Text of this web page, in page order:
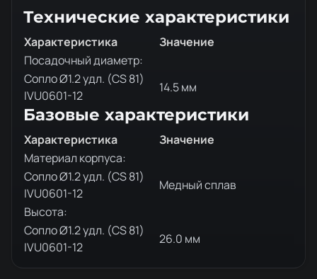
Технические характеристики
Характеристика
Значение
Посадочный диаметр:
Сопло Ø1.2 удл. (CS 81)
IVU0601-12
14.5 мм
Базовые характеристики
Характеристика
Значение
Материал корпуса:
Сопло Ø1.2 удл. (CS 81)
IVU0601-12
Медный сплав
Высота:
Сопло Ø1.2 удл. (CS 81)
IVU0601-12
26.0 мм